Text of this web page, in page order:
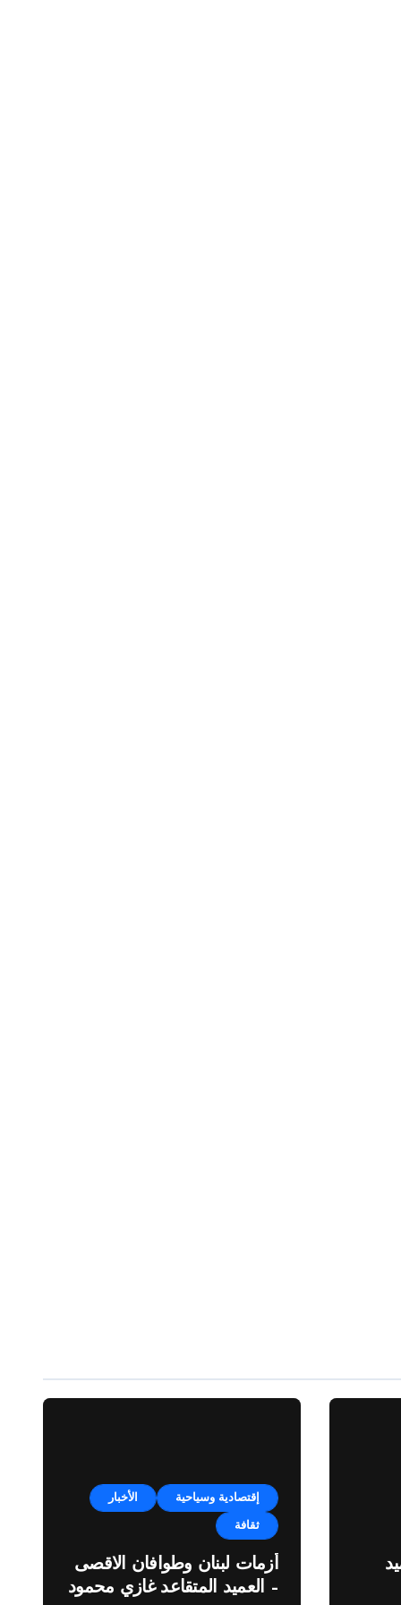
إقتصادية وسياحية الأخبار
ثقافة
أزمات لبنان وطوافان الاقصى
– العميد المتقاعد غازي محمود